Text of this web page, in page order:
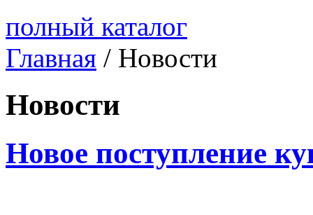
полный каталог
Главная / Новости
Новости
Новое поступление